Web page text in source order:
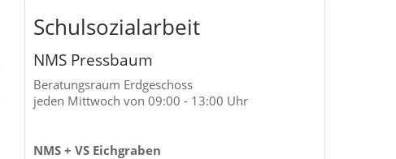
Schulsozialarbeit
NMS Pressbaum
Beratungsraum Erdgeschoss
jeden Mittwoch von 09:00 - 13:00 Uhr
NMS + VS Eichgraben